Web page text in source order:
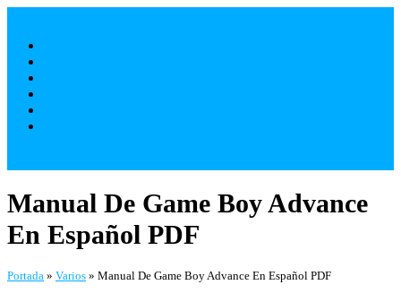
contenido
Manual De Game Boy Advance
En Español PDF
Portada » Varios » Manual De Game Boy Advance En Español PDF